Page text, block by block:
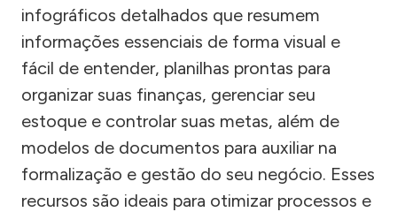
infográficos detalhados que resumem
informações essenciais de forma visual e
fácil de entender, planilhas prontas para
organizar suas finanças, gerenciar seu
estoque e controlar suas metas, além de
modelos de documentos para auxiliar na
formalização e gestão do seu negócio. Esses
recursos são ideais para otimizar processos e